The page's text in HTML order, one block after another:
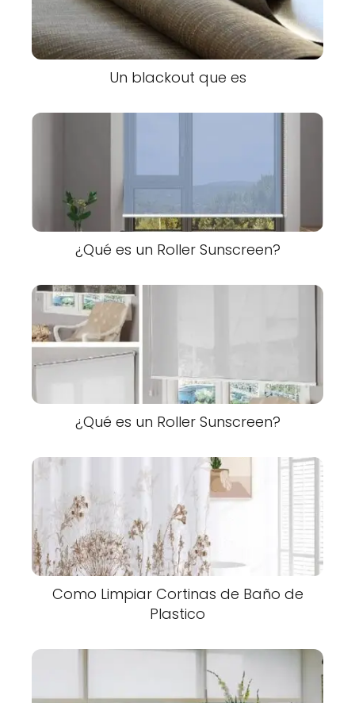
Un blackout que es
¿Qué es un Roller Sunscreen?
¿Qué es un Roller Sunscreen?
Como Limpiar Cortinas de Baño de
Plastico